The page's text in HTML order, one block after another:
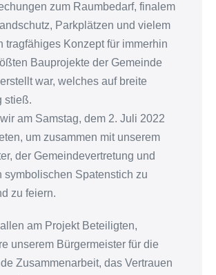
zum Raumbedarf, finalem
Parkplätzen und vielem
tragfähiges Konzept für immerhin
Bauprojekte der Gemeinde
war, welches auf breite
stieß.
am Samstag, dem 2. Juli 2022
um zusammen mit unserem
der Gemeindevertretung und
symbolischen Spatenstich zu
zu feiern.
am Projekt Beteiligten,
unserem Bürgermeister für die
Zusammenarbeit, das Vertrauen